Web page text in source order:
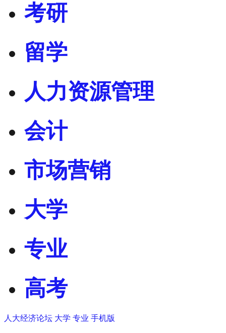
考研
留学
人力资源管理
会计
市场营销
大学
专业
高考
人大经济论坛 大学 专业 手机版